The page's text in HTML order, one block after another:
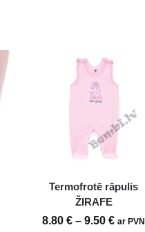
Termofrotē rāpulis
ŽIRAFE
8.80€ – 9.50€ ar PVN